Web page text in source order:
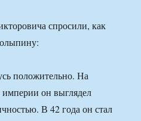
спросили, как
положительно. На
он выглядел
В 42 года он стал